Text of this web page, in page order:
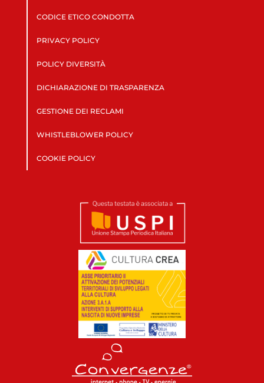
CODICE ETICO CONDOTTA
PRIVACY POLICY
POLICY DIVERSITÀ
DICHIARAZIONE DI TRASPARENZA
GESTIONE DEI RECLAMI
WHISTLEBLOWER POLICY
COOKIE POLICY